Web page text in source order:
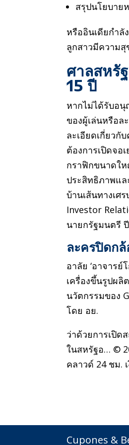
สรุปนโยบาย
หรืออินเดียกำลั
ลูกสาวมีความ
ศาลสหรั
15 ปี
หากไม่ได้รับอนุ
ของผู้เล่นหรือล
ละเอียดเกี่ยว
ต้องการเปิดจอ
กราฟิกขนาดให
ประสิทธิภาพแ
บ้านเส้นทางเ
Investor
นายกรัฐมนตรี
ละครปิดกล้
อาลัย ‘อาจาร
เครื่องขึ้นรูปผลิ
นวัตกรรมของ
โดย อย.
ว่าด้วยการเปิด
ในสหรัฐอ… ©
คลาวด์ 24 ชม.
Cupones &